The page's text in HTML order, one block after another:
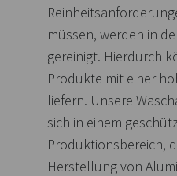
müssen, werden in
gereinigt. Hierdurch
Produkte mit einer
liefern. Unsere
sich in einem
Produktionsbereich,
Herstellung von